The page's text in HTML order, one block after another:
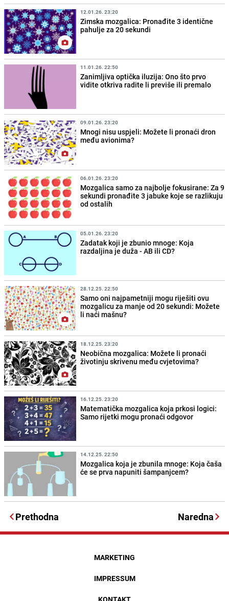
12.01.26. 23:20
Zimska mozgalica: Pronađite 3 identične
pahulje za 20 sekundi
11.01.26. 22:50
Zanimljiva optička iluzija: Ono što prvo
vidite otkriva radite li previše ili premalo
09.01.26. 23:20
Mnogi nisu uspjeli: Možete li pronaći dron
među avionima?
06.01.26. 23:20
Mozgalica samo za najbolje fokusirane: Za 9
sekundi pronađite 3 jabuke koje se razlikuju
od ostalih
05.01.26. 23:20
Zadatak koji je zbunio mnoge: Koja
razdaljina je duža - AB ili CD?
28.12.25. 22:50
Samo oni najpametniji mogu riješiti ovu
mozgalicu za manje od 20 sekundi: Možete
li naći mašnu?
18.12.25. 23:20
Neobična mozgalica: Možete li pronaći
životinju skrivenu među cvjetovima?
16.12.25. 23:20
Matematička mozgalica koja prkosi logici:
Samo rijetki mogu pronaći odgovor
14.12.25. 22:50
Mozgalica koja je zbunila mnoge: Koja čaša
će se prva napuniti šampanjcem?
Prethodna Naredna
MARKETING
IMPRESSUM